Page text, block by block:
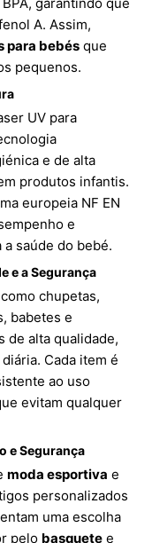
A. Assim,
para bebés que
pequenos.
UV para
e de alta
produtos infantis.
europeia NF EN
e
saúde do bebé.
e a Segurança
chupetas,
babetes e
de alta qualidade,
Cada item é
ao uso
evitam qualquer
e Segurança
moda esportiva e
personalizados
uma escolha
pelo basquete e